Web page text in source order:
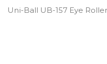
Uni-Ball UB-157 Eye